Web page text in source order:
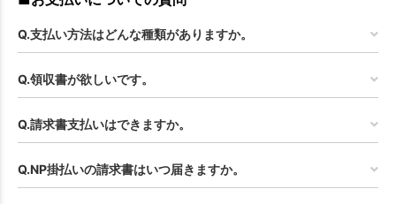
Q.支払い方法はどんな種類がありますか。
Q.領収書が欲しいです。
Q.請求書支払いはできますか。
Q.NP掛払いの請求書はいつ届きますか。